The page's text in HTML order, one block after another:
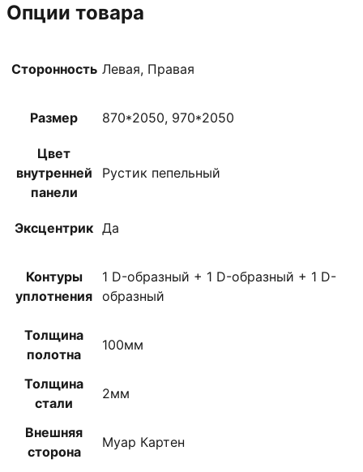
Опции товара
Сторонность Левая, Правая
Размер 870*2050, 970*2050
Цвет
внутренней
панели
Рустик пепельный
Эксцентрик Да
Контуры
уплотнения
1 D-образный + 1 D-образный + 1 D-
образный
Толщина
полотна
100мм
Толщина
стали
2мм
Внешняя
сторона
Муар Картен